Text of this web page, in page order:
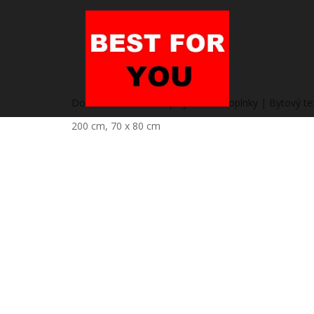
200 cm, 70 x 80 cm